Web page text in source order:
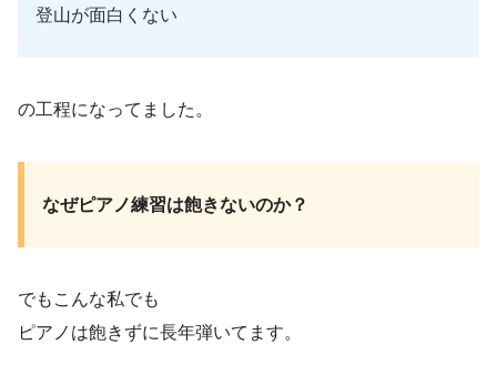
登山が面白くない
の工程になってました。
なぜピアノ練習は飽きないのか？
でもこんな私でも
ピアノは飽きずに長年弾いてます。